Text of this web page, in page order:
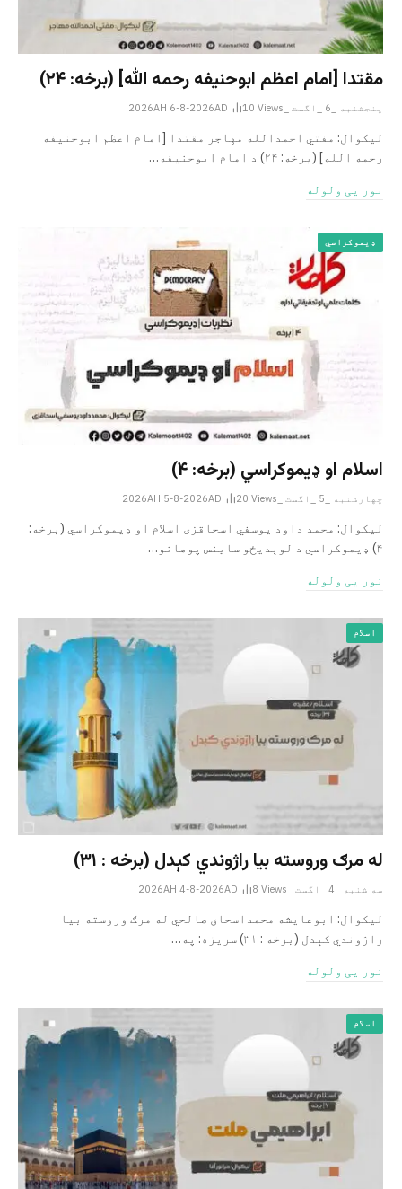
مقتدا [امام اعظم ابوحنیفه رحمه الله‎] (برخه: ۲۴)
پنجشنبه _6 _اگست _2026AH 6-8-2026AD 10 Views
لیکوال: مفتي احمدالله مهاجر مقتدا [امام اعظم ابوحنیفه
رحمه الله‎] (برخه: ۲۴) د امام ابوحنيفه…
نور یی ولوله
ډیموکراسي
اسلام او ډیموکراسي (برخه: ۴)
چهارشنبه _5 _اگست _2026AH 5-8-2026AD 20 Views
لیکوال: محمد داود یوسفي اسحاقزی اسلام او ډیموکراسي (برخه:
۴) ډیموکراسي د لوېدیځو ساینس پوهانو…
نور یی ولوله
اسلام
له مرګ وروسته بیا راژوندي کېدل (برخه : ۳۱)
سه شنبه _4 _اگست _2026AH 4-8-2026AD 8 Views
لیکوال: ابوعایشه محمداسحاق صالحي له مرګ وروسته بیا
راژوندي کېدل (برخه : ۳۱) سریزه: په…
نور یی ولوله
اسلام